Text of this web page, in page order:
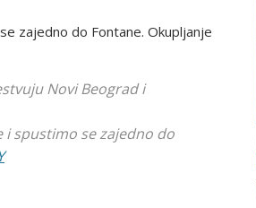
zajedno do Fontane. Okupljanje
Novi Beograd i
i spustimo se zajedno do